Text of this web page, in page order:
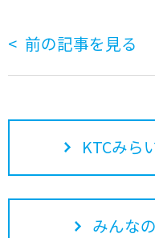
前の記事を見る
KTCみら
みんな